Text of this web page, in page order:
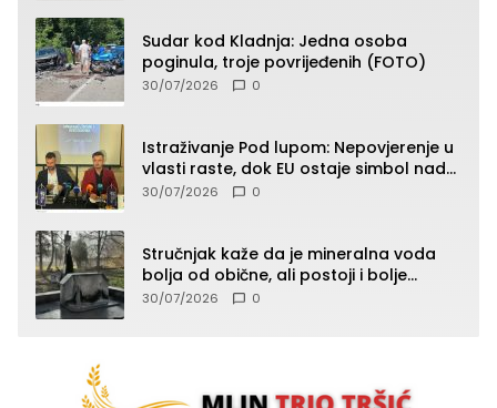
Sudar kod Kladnja: Jedna osoba
poginula, troje povrijeđenih (FOTO)
30/07/2026 0
Istraživanje Pod lupom: Nepovjerenje u
vlasti raste, dok EU ostaje simbol nade
građana
30/07/2026 0
Stručnjak kaže da je mineralna voda
bolja od obične, ali postoji i bolje
rješenje
30/07/2026 0